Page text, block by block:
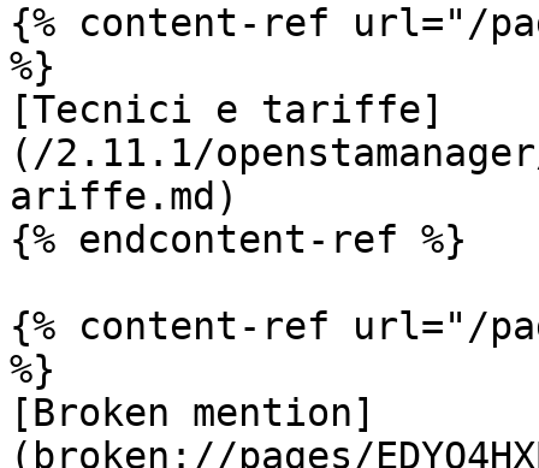
{% content-ref url="/
%}
[Tecnici e tariffe]
(/2.11.1/
ariffe.md)
{% endcontent-ref %}
{% content-ref url="/
%}
[Broken mention]
(broken://pages/